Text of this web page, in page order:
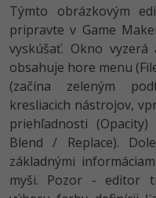
Kurzy e-
Testovanie
Marketing -30%
WordPress
SEO -30%
UX
Kurzy dizajnu
HTML/CSS -80%
Photoshop -80%
Adobe
Adobe
Príbehy absolventov
Blog
Médiá
Kariéra
Týmto obrázkovým
pripravte v Game
vyskúšať. Okno
obsahuje hore menu
(začína zeleným
kresliacich nástrojov,
priehľadnosti
Blend / Replace).
základnými
myši. Pozor - editor